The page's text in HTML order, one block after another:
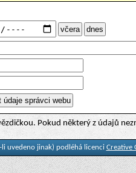
Pokud některý z údajů
uvedeno jinak) podléhá licenci Creative